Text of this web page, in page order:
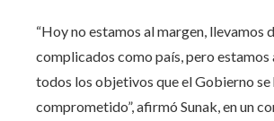
“Hoy no estamos al margen, llevamos
complicados como país, pero estamos
todos los objetivos que el Gobierno se
comprometido”, afirmó Sunak, en un